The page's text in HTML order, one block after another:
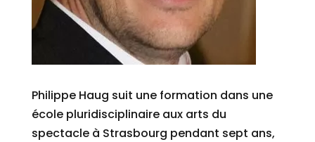
Philippe Haug suit une formation dans une
école pluridisciplinaire aux arts du
spectacle à Strasbourg pendant sept ans,